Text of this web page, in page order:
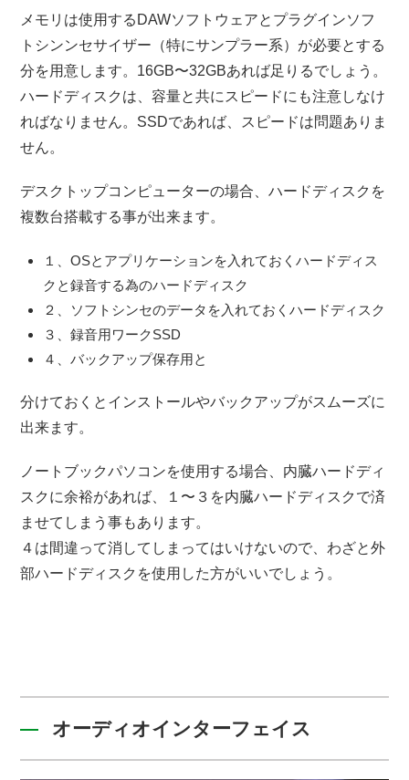
メモリは使用するDAWソフトウェアとプラグインソフ
トシンンセサイザー（特にサンプラー系）が必要とする
分を用意します。16GB〜32GBあれば足りるでしょう。
ハードディスクは、容量と共にスピードにも注意しなけ
ればなりません。SSDであれば、スピードは問題ありま
せん。
デスクトップコンピューターの場合、ハードディスクを
複数台搭載する事が出来ます。
１、OSとアプリケーションを入れておくハードディス
クと録音する為のハードディスク
２、ソフトシンセのデータを入れておくハードディスク
３、録音用ワークSSD
４、バックアップ保存用と
分けておくとインストールやバックアップがスムーズに
出来ます。
ノートブックパソコンを使用する場合、内臓ハードディ
スクに余裕があれば、１〜３を内臓ハードディスクで済
ませてしまう事もあります。
４は間違って消してしまってはいけないので、わざと外
部ハードディスクを使用した方がいいでしょう。
オーディオインターフェイス